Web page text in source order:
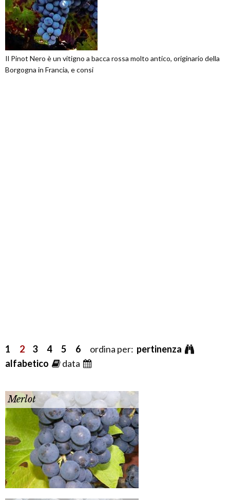
Il Pinot Nero è un vitigno a bacca rossa molto antico, originario della
Borgogna in Francia, e consi
1 2 3 4 5 6 ordina per: pertinenza
alfabetico
data
Merlot